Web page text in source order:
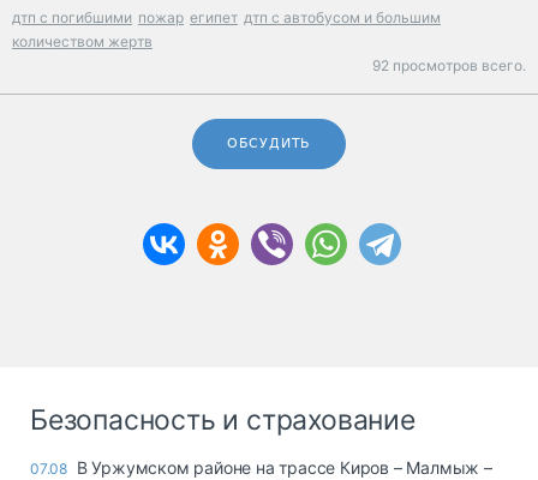
дтп с погибшими пожар египет дтп с автобусом и большим
количеством жертв
92 просмотров всего.
ОБСУДИТЬ
Безопасность и страхование
07.08 В Уржумском районе на трассе Киров – Малмыж –